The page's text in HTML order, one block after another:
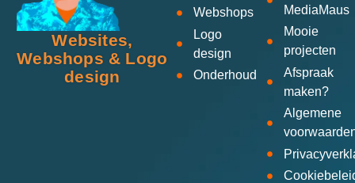
Websites,
Webshops & Logo
design
Webshops
Logo
design
Onderhoud
MediaMaus
Mooie
projecten
Afspraak
maken?
Algemene